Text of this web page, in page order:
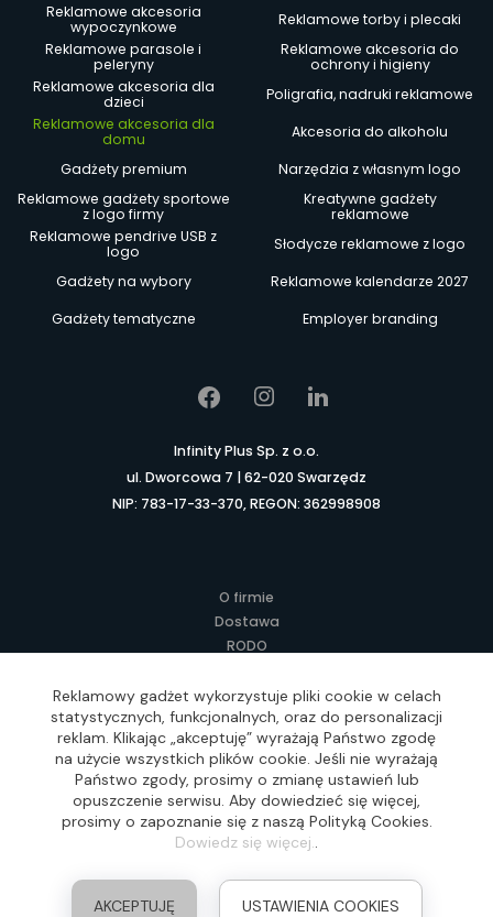
Reklamowe akcesoria
wypoczynkowe
Reklamowe torby i plecaki
Reklamowe parasole i
peleryny
Reklamowe akcesoria do
ochrony i higieny
Reklamowe akcesoria dla
dzieci
Poligrafia, nadruki reklamowe
Reklamowe akcesoria dla
domu
Akcesoria do alkoholu
Gadżety premium
Narzędzia z własnym logo
Reklamowe gadżety sportowe
z logo firmy
Kreatywne gadżety
reklamowe
Reklamowe pendrive USB z
logo
Słodycze reklamowe z logo
Gadżety na wybory
Reklamowe kalendarze 2027
Gadżety tematyczne
Employer branding
Infinity Plus Sp. z o.o.
ul. Dworcowa 7 | 62-020 Swarzędz
NIP: 783-17-33-370, REGON: 362998908
O firmie
Dostawa
RODO
Regulamin
Lokalne Gadżety Reklamowe
Jak zamawiać?
Słownik pojęć
FAQ
Realizacja: Idea4Me.pl, Wszelkie prawa zastrzeżone
Reklamowy gadżet wykorzystuje pliki cookie w celach
statystycznych, funkcjonalnych, oraz do personalizacji
reklam. Klikając „akceptuję” wyrażają Państwo zgodę
na użycie wszystkich plików cookie. Jeśli nie wyrażają
Państwo zgody, prosimy o zmianę ustawień lub
opuszczenie serwisu. Aby dowiedzieć się więcej,
prosimy o zapoznanie się z naszą Polityką Cookies.
Dowiedz się więcej..
AKCEPTUJĘ USTAWIENIA COOKIES